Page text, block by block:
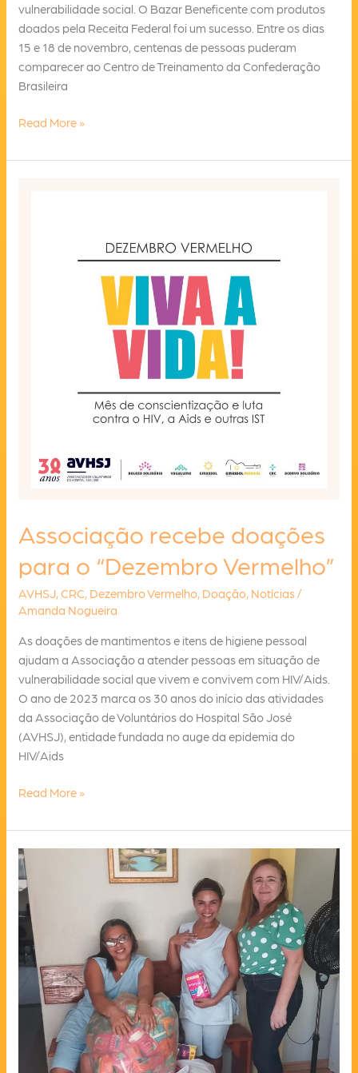
vulnerabilidade social. O Bazar Beneficente com produtos
doados pela Receita Federal foi um sucesso. Entre os dias
15 e 18 de novembro, centenas de pessoas puderam
comparecer ao Centro de Treinamento da Confederação
Brasileira
A
agradece
compareceram
Read More »
Associação recebe doações
para o “Dezembro Vermelho”
AVHSJ,CRC, Dezembro Vermelho, Doação, Notícias/
Amanda Nogueira
As doações de mantimentos e itens de higiene pessoal
ajudam a Associação a atender pessoas em situação de
vulnerabilidade social que vivem e convivem com HIV/Aids.
O ano de 2023 marca os 30 anos do início das atividades
da Associação de Voluntários do Hospital São José
(AVHSJ), entidade fundada no auge da epidemia do
HIV/Aids
Associação
doações
para
o
“Dezembro
Vermelho”
Read More »